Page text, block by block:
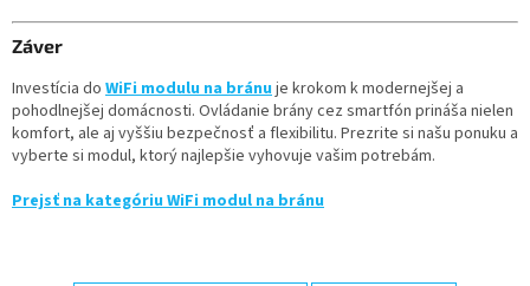
Záver
Investícia do WiFi modulu na bránu je krokom k modernejšej a
pohodlnejšej domácnosti. Ovládanie brány cez smartfón prináša nielen
komfort, ale aj vyššiu bezpečnosť a flexibilitu. Prezrite si našu ponuku a
vyberte si modul, ktorý najlepšie vyhovuje vašim potrebám.
Prejsť na kategóriu WiFi modul na bránu